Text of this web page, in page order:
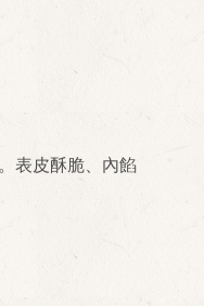
表皮酥脆、內餡